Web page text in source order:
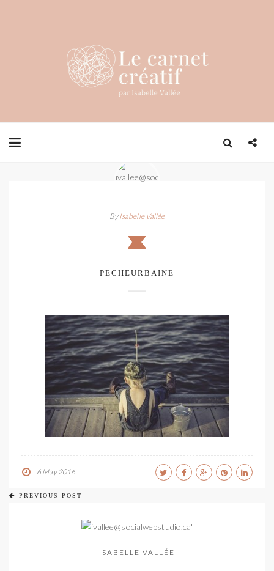
ByIsabelle Vallée
PECHEURBAINE
6 May 2016
PREVIOUS POST
ISABELLE VALLÉE